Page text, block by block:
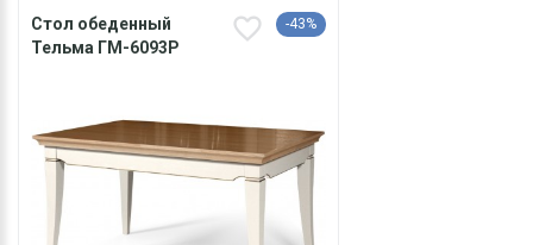
Стол обеденный
Тельма ГМ-6093Р
-43%